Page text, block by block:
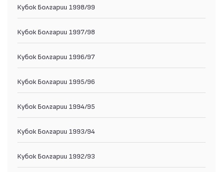
Кубок Болгарии 1998/99
Кубок Болгарии 1997/98
Кубок Болгарии 1996/97
Кубок Болгарии 1995/96
Кубок Болгарии 1994/95
Кубок Болгарии 1993/94
Кубок Болгарии 1992/93